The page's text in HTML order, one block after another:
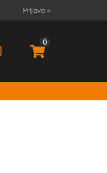
Prijava »
0